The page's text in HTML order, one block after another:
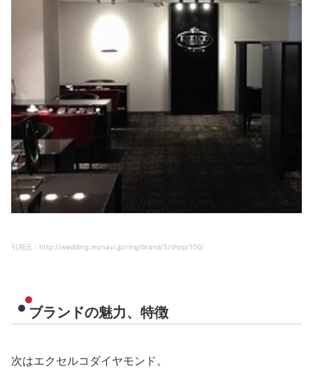
引用元：http://wedding.mynavi.jp/ring/brand/5/shop/100/
ブランドの魅力、特徴
次はエクセルコダイヤモンド。